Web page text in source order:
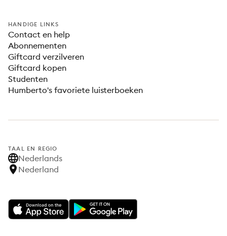
HANDIGE LINKS
Contact en help
Abonnementen
Giftcard verzilveren
Giftcard kopen
Studenten
Humberto's favoriete luisterboeken
TAAL EN REGIO
Nederlands
Nederland